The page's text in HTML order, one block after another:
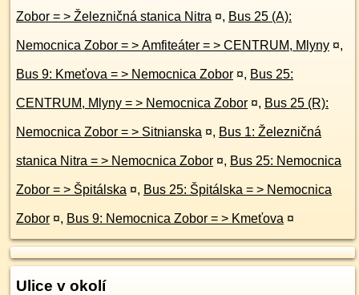
Zobor = > Železničná stanica Nitra ¤, Bus 25 (A):
Nemocnica Zobor = > Amfiteáter = > CENTRUM, Mlyny ¤,
Bus 9: Kmeťova = > Nemocnica Zobor ¤, Bus 25:
CENTRUM, Mlyny = > Nemocnica Zobor ¤, Bus 25 (R):
Nemocnica Zobor = > Sitnianska ¤, Bus 1: Železničná
stanica Nitra = > Nemocnica Zobor ¤, Bus 25: Nemocnica
Zobor = > Špitálska ¤, Bus 25: Špitálska = > Nemocnica
Zobor ¤, Bus 9: Nemocnica Zobor = > Kmeťova ¤
Ulice v okolí